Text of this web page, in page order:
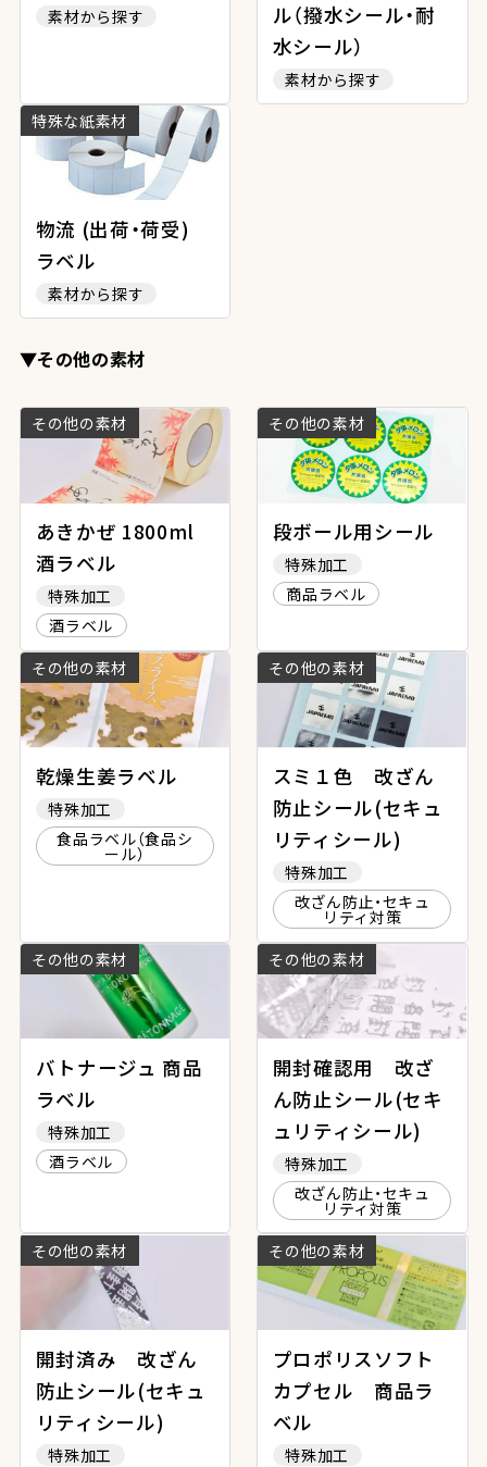
素材から探す
ル（撥水シール・耐
水シール）
素材から探す
特殊な紙素材
物流 (出荷・荷受)
ラベル
素材から探す
▼その他の素材
その他の素材
あきかぜ 1800ml
酒ラベル
特殊加工
酒ラベル
その他の素材
段ボール用シール
特殊加工
商品ラベル
その他の素材
乾燥生姜ラベル
特殊加工
食品ラベル（食品シ
ール）
その他の素材
スミ１色 改ざん
防止シール(セキュ
リティシール)
特殊加工
改ざん防止・セキュ
リティ対策
その他の素材
バトナージュ 商品
ラベル
特殊加工
酒ラベル
その他の素材
開封確認用 改ざ
ん防止シール(セキ
ュリティシール)
特殊加工
改ざん防止・セキュ
リティ対策
その他の素材
開封済み 改ざん
防止シール(セキュ
リティシール)
特殊加工
その他の素材
プロポリスソフト
カプセル 商品ラ
ベル
特殊加工